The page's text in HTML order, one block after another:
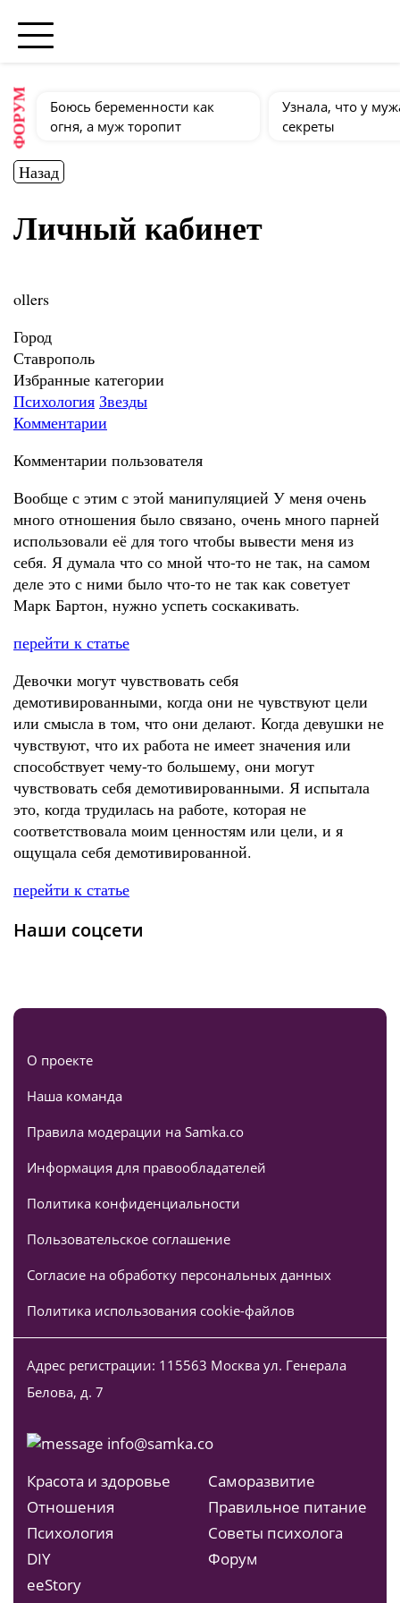
ФОРУМ
Боюсь беременности как
огня, а муж торопит
Узнала, что у
секреты
Назад
Личный кабинет
ollers
Город
Ставрополь
Избранные категории
Психология Звезды
Комментарии
Комментарии пользователя
Вообще с этим с этой манипуляцией У меня очень
много отношения было связано, очень много парней
использовали её для того чтобы вывести меня из
себя. Я думала что со мной что-то не так, на самом
деле это с ними было что-то не так как советует
Марк Бартон, нужно успеть соскакивать.
перейти к статье
Девочки могут чувствовать себя
демотивированными, когда они не чувствуют цели
или смысла в том, что они делают. Когда девушки не
чувствуют, что их работа не имеет значения или
способствует чему-то большему, они могут
чувствовать себя демотивированными. Я испытала
это, когда трудилась на работе, которая не
соответствовала моим ценностям или цели, и я
ощущала себя демотивированной.
перейти к статье
Наши соцсети
О проекте
Наша команда
Правила модерации на Samka.co
Информация для правообладателей
Политика конфиденциальности
Пользовательское соглашение
Согласие на обработку персональных данных
Политика использования cookie-файлов
Адрес регистрации: 115563 Москва ул. Генерала
Белова, д. 7
info@samka.co
Красота и здоровье
Отношения
Психология
DIY
ееStory
Саморазвитие
Правильное питание
Советы психолога
Форум